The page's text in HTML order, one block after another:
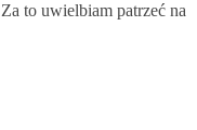
to uwielbiam patrzeć na